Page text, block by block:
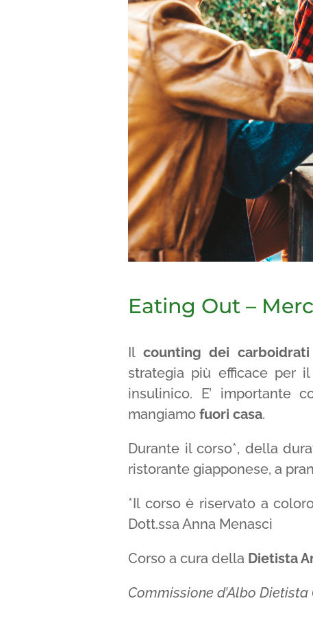
Eating Out –
Il counting dei
strategia più efficace per il
insulinico. E’ importante
mangiamo fuori casa.
Durante il corso*, della
ristorante giapponese, a
*Il corso è riservato a
Dott.ssa Anna Menasci
Corso a cura della Dietista
Commissione d’Albo